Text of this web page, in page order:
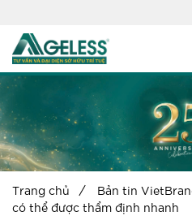
Dịch vụ
Văn bản pháp luật
Hỏi đáp
Tuyển dụng
Trang chủ Bản tin
có thể được thẩm định nhanh